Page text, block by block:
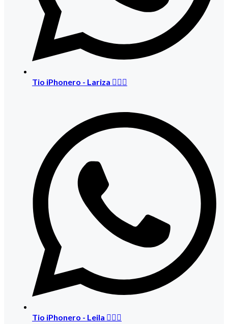
Tio iPhonero - Lariza 🙋🏻‍♀️
Tio iPhonero - Leila 🙅🏻‍♀️